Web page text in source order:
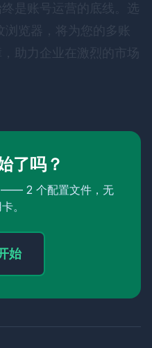
是账号运营的底线。选
浏览器 ，将为您的多账
助力企业在激烈的市场
了吗？
2 个配置文件，无
。
始